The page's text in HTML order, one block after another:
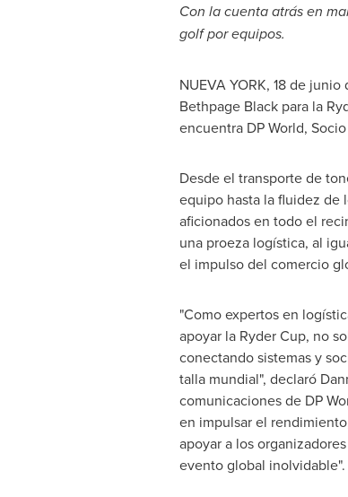
Con la cuenta atrás en
golf por equipos.
NUEVA YORK, 18 de junio
Bethpage Black para la
encuentra DP World,
Desde el transporte de
equipo hasta la fluidez de
aficionados en todo el
una proeza logística, al
el impulso del comercio
"Como expertos en
apoyar la Ryder Cup, no
conectando sistemas y
talla mundial", declaró
comunicaciones de DP
en impulsar el
apoyar a los
evento global inolvidable".